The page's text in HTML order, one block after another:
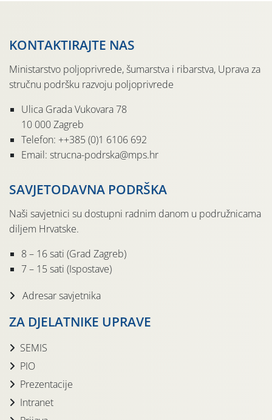
KONTAKTIRAJTE NAS
Ministarstvo poljoprivrede, šumarstva i ribarstva, Uprava za
stručnu podršku razvoju poljoprivrede
Ulica Grada Vukovara 78
10 000 Zagreb
Telefon: ++385 (0)1 6106 692
Email: strucna-podrska@mps.hr
SAVJETODAVNA PODRŠKA
Naši savjetnici su dostupni radnim danom u podružnicama
diljem Hrvatske.
8 – 16 sati (Grad Zagreb)
7 – 15 sati (Ispostave)
Adresar savjetnika
ZA DJELATNIKE UPRAVE
SEMIS
PIO
Prezentacije
Intranet